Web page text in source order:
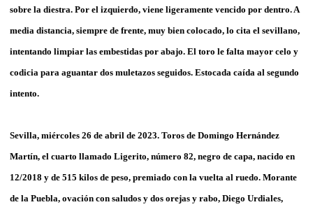
sobre la diestra. Por el izquierdo, viene ligeramente vencido por dentro. A
media distancia, siempre de frente, muy bien colocado, lo cita el sevillano,
intentando limpiar las embestidas por abajo. El toro le falta mayor celo y
codicia para aguantar dos muletazos seguidos. Estocada caída al segundo
intento.
Sevilla, miércoles 26 de abril de 2023. Toros de Domingo Hernández
Martín, el cuarto llamado Ligerito, número 82, negro de capa, nacido en
12/2018 y de 515 kilos de peso, premiado con la vuelta al ruedo. Morante
de la Puebla, ovación con saludos y dos orejas y rabo, Diego Urdiales,